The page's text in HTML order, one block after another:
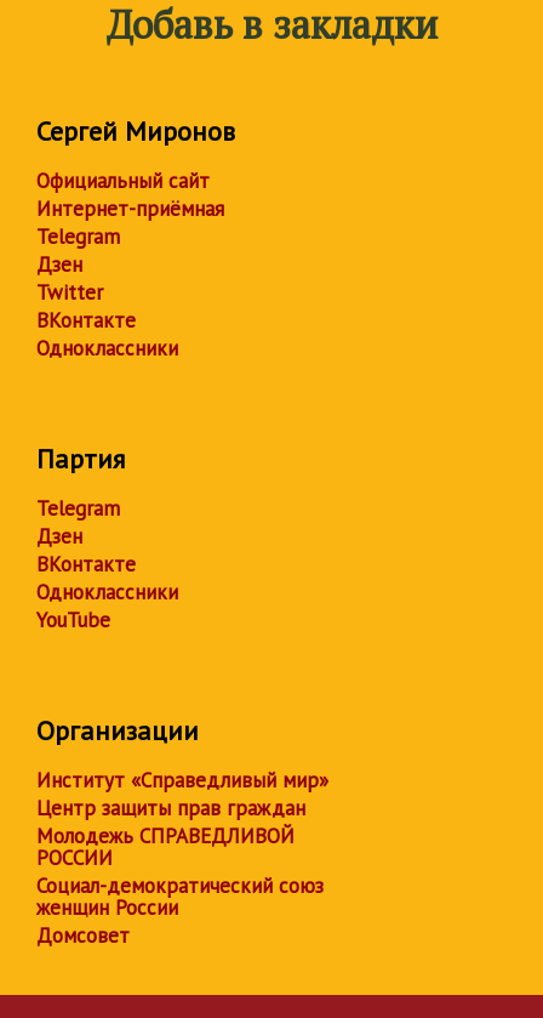
Добавь в закладки
Сергей Миронов
Официальный сайт
Интернет-приёмная
Telegram
Дзен
Twitter
ВКонтакте
Одноклассники
Партия
Telegram
Дзен
ВКонтакте
Одноклассники
YouTube
Организации
Институт «Справедливый мир»
Центр защиты прав граждан
Молодежь СПРАВЕДЛИВОЙ
РОССИИ
Социал-демократический союз
женщин России
Домсовет